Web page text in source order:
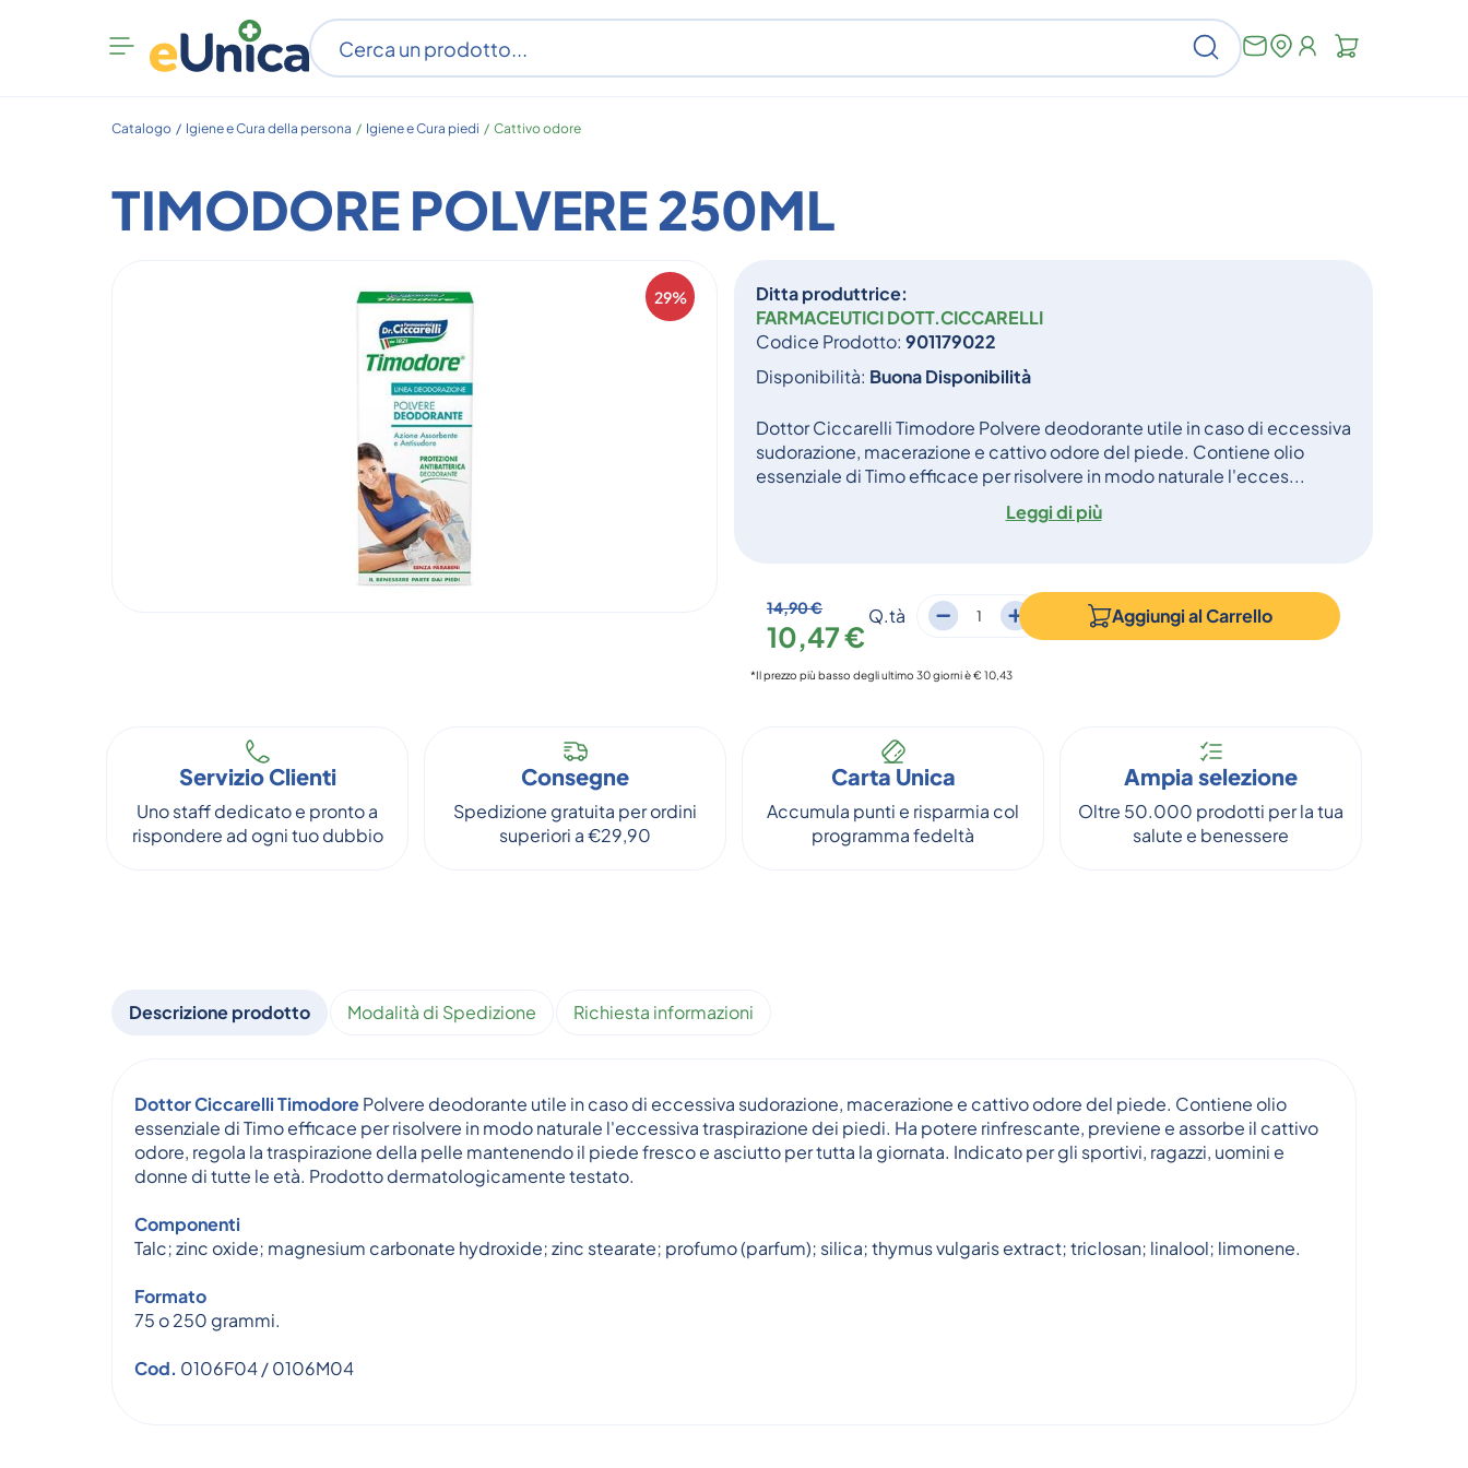
Apri
menu
Cerca
Catalogo / Igiene e Cura della persona / Igiene e Cura piedi / Cattivo odore
TIMODORE POLVERE 250ML
29%
Ditta produttrice:
FARMACEUTICI DOTT.CICCARELLI
Codice Prodotto: 901179022
Disponibilità: Buona Disponibilità
Dottor Ciccarelli Timodore Polvere deodorante utile in caso di eccessiva
sudorazione, macerazione e cattivo odore del piede. Contiene olio
essenziale di Timo efficace per risolvere in modo naturale l'ecces...
Leggi di più
14,90 €
10,47 €
Q.tà Aggiungi alCarrello
*Il prezzo più basso degli ultimo 30 giorni è € 10,43
Servizio Clienti
Uno staff dedicato e pronto a
rispondere ad ogni tuo dubbio
Consegne
Spedizione gratuita per ordini
superiori a €29,90
Carta Unica
Accumula punti e risparmia col
programma fedeltà
Ampia selezione
Oltre 50.000 prodotti per la tua
salute e benessere
Descrizione prodotto Modalità di Spedizione Richiesta informazioni
Dottor Ciccarelli TimodorePolvere deodorante utile in caso di eccessiva sudorazione, macerazione e cattivo odore del piede. Contiene olio
essenziale di Timo efficace per risolvere in modo naturale l'eccessiva traspirazione dei piedi. Ha potere rinfrescante, previene e assorbe il cattivo
odore, regola la traspirazione della pelle mantenendo il piede fresco e asciutto per tutta la giornata. Indicato per gli sportivi, ragazzi, uomini e
donne di tutte le età. Prodotto dermatologicamente testato.
Componenti
Talc; zinc oxide; magnesium carbonate hydroxide; zinc stearate; profumo (parfum); silica; thymus vulgaris extract; triclosan; linalool; limonene.
Formato
75 o 250 grammi.
Cod. 0106F04 / 0106M04